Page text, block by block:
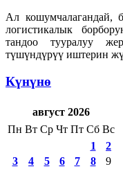
Ал кошумчалагандай,
логистикалык
тандоо тууралуу
түшүндүрүү иштерин
Күнүнө
август 2026
Пн Вт Ср Чт Пт Сб Вс
1
2
3
4 5 6 7 8
9